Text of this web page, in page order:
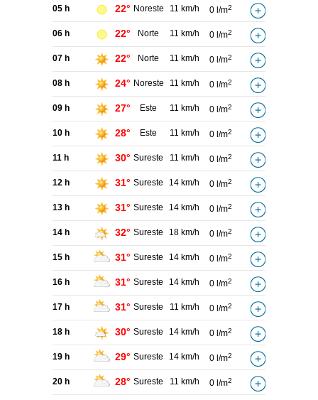
05 h 22° Noreste 11 km/h 0 l/m2
06 h 22° Norte 11 km/h 0 l/m2
07 h 22° Norte 11 km/h 0 l/m2
08 h 24° Noreste 11 km/h 0 l/m2
09 h 27° Este 11 km/h 0 l/m2
10 h 28° Este 11 km/h 0 l/m2
11 h 30° Sureste 11 km/h 0 l/m2
12 h 31° Sureste 14 km/h 0 l/m2
13 h 31° Sureste 14 km/h 0 l/m2
14 h 32° Sureste 18 km/h 0 l/m2
15 h 31° Sureste 14 km/h 0 l/m2
16 h 31° Sureste 14 km/h 0 l/m2
17 h 31° Sureste 11 km/h 0 l/m2
18 h 30° Sureste 14 km/h 0 l/m2
19 h 29° Sureste 14 km/h 0 l/m2
20 h 28° Sureste 11 km/h 0 l/m2